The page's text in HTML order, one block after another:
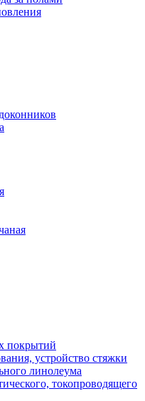
покрытий
устройство стяжки
линолеума
токопроводящего